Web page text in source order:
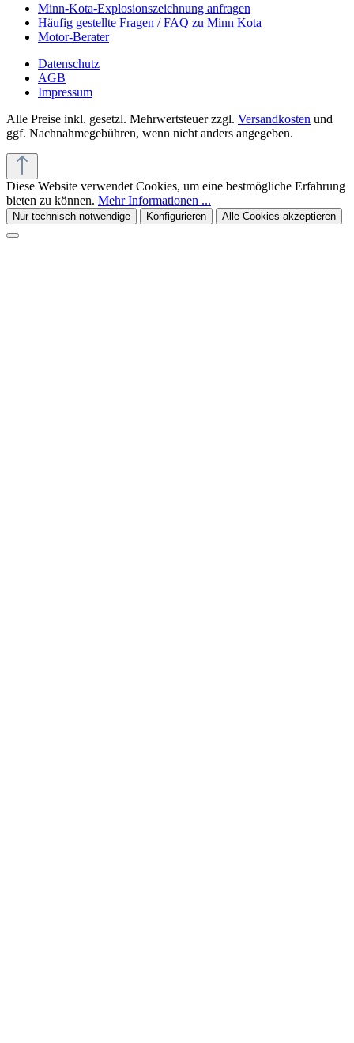
Minn-Kota-Explosionszeichnung anfragen
Häufig gestellte Fragen / FAQ zu Minn Kota
Motor-Berater
Datenschutz
AGB
Impressum
Alle Preise inkl. gesetzl. Mehrwertsteuer zzgl. Versandkosten und
ggf. Nachnahmegebühren, wenn nicht anders angegeben.
Diese Website verwendet Cookies, um eine bestmögliche Erfahrung
bieten zu können. Mehr Informationen ...
Nur technisch notwendige Konfigurieren Alle Cookies akzeptieren